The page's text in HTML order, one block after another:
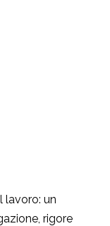
lavoro: un
rigore